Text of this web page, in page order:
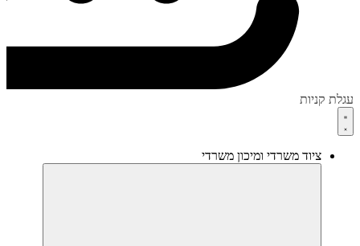
עגלת קניות
ציוד משרדי ומיכון משרדי